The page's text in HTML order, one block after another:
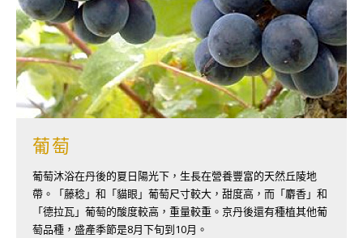
葡萄
葡萄沐浴在丹後的夏日陽光下，生長在營養豐富的天然丘陵地
帶。「藤稔」和「貓眼」葡萄尺寸較大，甜度高，而「麝香」和
「德拉瓦」葡萄的酸度較高，重量較重。京丹後還有種植其他葡
萄品種，盛產季節是8月下旬到10月。